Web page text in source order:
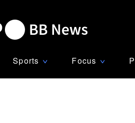
Sports ∨ Focus ∨